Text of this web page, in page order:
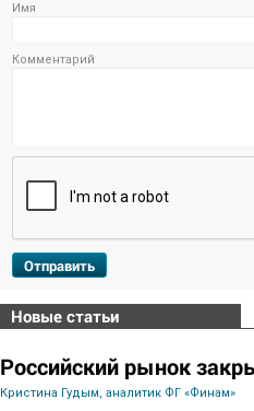
Имя
Комментарий
Отправить
Новые статьи
Российский рынок
Кристина Гудым, аналитик ФГ «Финам»